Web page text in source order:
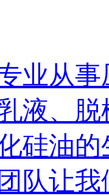
业从
液、
硅油
队让